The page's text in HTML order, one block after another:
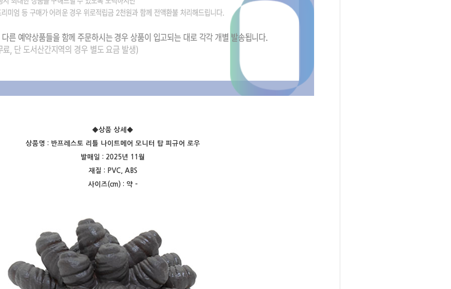
◆상품 상세 ◆
상품명 : 반프레스토 리틀 나이트메어 모니터 탑 피규어 로우
발매일 : 2025년 11월
재질 : PVC, ABS
사이즈(cm) : 약 -